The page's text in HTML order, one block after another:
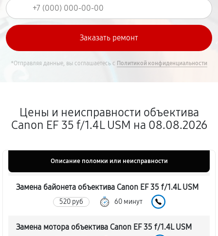
*Отправляя данные, вы соглашаетесь с Политикой конфиденциальности
Цены и неисправности объектива
Canon EF 35 f/1.4L USM на 08.08.2026
Описание поломки или неисправности
Замена байонета объектива Canon EF 35 f/1.4L USM
520 руб 60 минут
Замена мотора объектива Canon EF 35 f/1.4L USM